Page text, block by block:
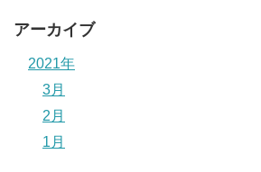
アーカイブ
2021年
3月
2月
1月